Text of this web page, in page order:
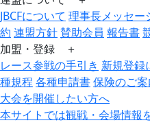
JBCFについて 理事長メッセー
約 連盟方針賛助会員 報告書
加盟・登録 ＋
レース参戦の手引き 新規登録
種規程各種申請書保険のご案
大会を開催したい方へ
本サイトでは観戦・会場情報